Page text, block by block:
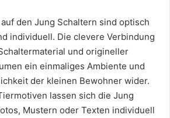
den Jung Schaltern sind optisch
individuell. Die clevere Verbindung
und origineller
ein einmaliges Ambiente und
der kleinen Bewohner wider.
lassen sich die Jung
Mustern oder Texten individuell